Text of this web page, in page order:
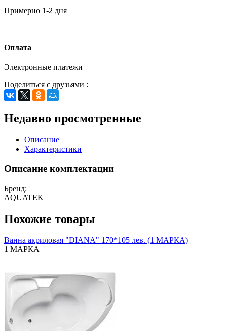
Примерно 1-2 дня
Оплата
Электронные платежи
Поделиться с друзьями :
Недавно просмотренные
Описание
Характеристики
Описание комплектации
Бренд:
AQUATEK
Похожие товары
Ванна акриловая "DIANA" 170*105 лев. (1 МАРКА)
1 МАРКА